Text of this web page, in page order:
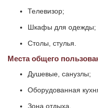
Телевизор;
Шкафы для одежды;
Столы, стулья.
Места общего
Душевые, санузлы;
Оборудованная
Зона отдыха.